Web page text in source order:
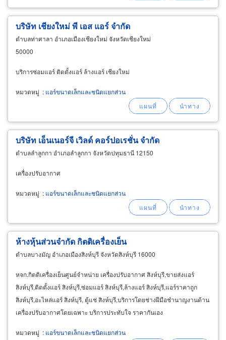
บริษัท เชียงใหม่ พี เอส แอร์ จำกัด
ตำบลท่าศาลา อำเภอเมืองเชียงใหม่ จังหวัดเชียงใหม่
50000
บริการซ่อมแอร์ ติดตั้งแอร์ ล้างแอร์ เชียงใหม่
หมวดหมู่ : แอร์ขนาดเล็กและชนิดแยกส่วน
บริษัท เอ็นเนอร์จี เวิลด์ คอร์ปอเรชั่น จำกัด
ตำบลลำลูกกา อำเภอลำลูกกา จังหวัดปทุมธานี 12150
เครื่องปรับอากาศ
หมวดหมู่ : แอร์ขนาดเล็กและชนิดแยกส่วน
ห้างหุ้นส่วนจำกัด กิตติเครื่องเย็น
ตำบลบางมัญ อำเภอเมืองสิงห์บุรี จังหวัดสิงห์บุรี 16000
หจก.กิตติเครื่องเย็นศูนย์จำหน่าย เครื่องปรับอากาศ สิงห์บุรี,ขายส่งแอร์
สิงห์บุรี,ติดตั้งแอร์ สิงห์บุรี,ซ่อมแอร์ สิงห์บุรี,ล้างแอร์ สิงห์บุรี,แอร์ราคาถูก
สิงห์บุรี,อะไหล่แอร์ สิงห์บุรี, ตู้แช่ สิงห์บุรี,บริการโดยช่างฝีมือชำนาญงานด้าน
เครื่องปรับอากาศโดยเฉพาะ บริการประทับใจ ราคากันเอง
หมวดหมู่ : แอร์ขนาดเล็กและชนิดแยกส่วน